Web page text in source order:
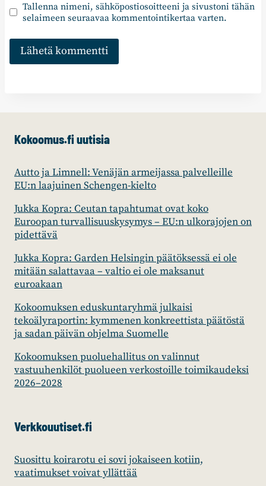
Tallenna nimeni, sähköpostiosoitteeni ja sivustoni tähän
selaimeen seuraavaa kommentointikertaa varten.
Kokoomus.fi uutisia
Autto ja Limnell: Venäjän armeijassa palvelleille
EU:n laajuinen Schengen-kielto
Jukka Kopra: Ceutan tapahtumat ovat koko
Euroopan turvallisuuskysymys – EU:n ulkorajojen on
pidettävä
Jukka Kopra: Garden Helsingin päätöksessä ei ole
mitään salattavaa – valtio ei ole maksanut
euroakaan
Kokoomuksen eduskuntaryhmä julkaisi
tekoälyraportin: kymmenen konkreettista päätöstä
ja sadan päivän ohjelma Suomelle
Kokoomuksen puoluehallitus on valinnut
vastuuhenkilöt puolueen verkostoille toimikaudeksi
2026–2028
Verkkouutiset.fi
Suosittu koirarotu ei sovi jokaiseen kotiin,
vaatimukset voivat yllättää